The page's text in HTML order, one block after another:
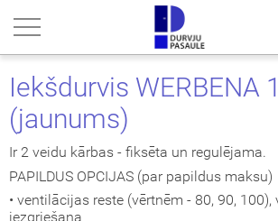
Iekšdurvis WERBENA 1
(jaunums)
Ir 2 veidu kārbas - fiksēta un regulējama.
PAPILDUS OPCIJAS (par papildus maksu)
• ventilācijas reste (vērtnēm - 80, 90,
iezgriešana
PRIVĀTMĀJAI
TAPETES
kolekcija
durvis dzīvoklim
ārdurvis dzīvoklim
ārdurvis ar MDF
ārdurvis
64mm
GLASS
INOX
CLASSIC
klasika
UN STANDARD durvis
kolekcija
politika
politika